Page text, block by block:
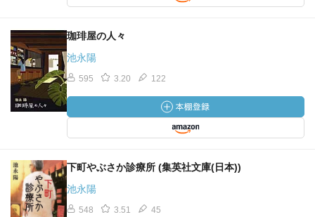
珈琲屋の人々
池永陽
595 3.20 122
下町やぶさか診療所 (集英社文庫(日本))
池永陽
548 3.51 45